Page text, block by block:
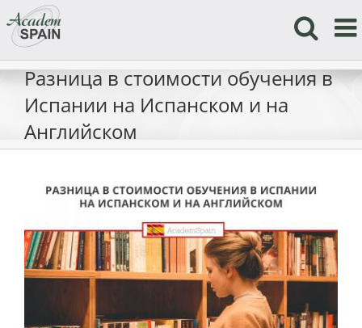
to
content
Разница в стоимости обучения в
Испании на Испанском и на
Английском